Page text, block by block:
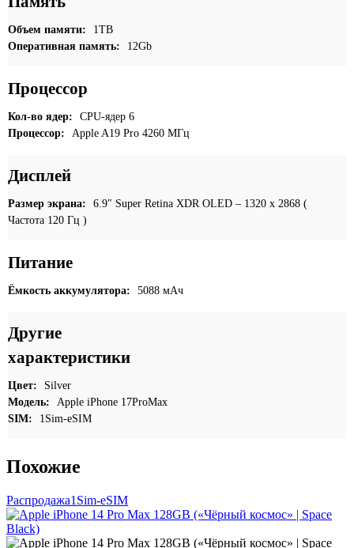
Объем памяти:
1TB
Оперативная память:
12Gb
Процессор
Кол-во ядер:
CPU-ядер 6
Процессор:
Apple A19 Pro 4260 МГц
Дисплей
Размер экрана:
6.9″ Super Retina XDR OLED – 1320 x 2868 (
Частота 120 Гц )
Питание
Ёмкость аккумулятора: 5088 мАч
Другие
характеристики
Цвет:
Silver
Модель:
Apple iPhone 17ProMax
SIM:
1Sim-eSIM
Похожие
Распродажа1Sim-eSIM